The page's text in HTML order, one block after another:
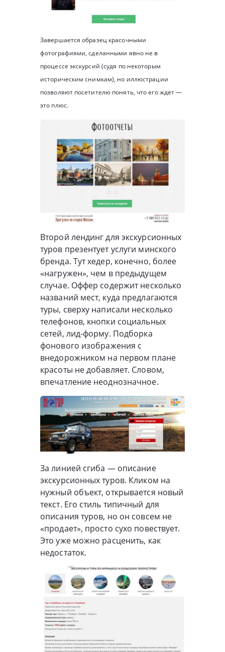
Завершается образец красочными
фотографиями, сделанными явно не в
процессе экскурсий (судя по некоторым
историческим снимкам), но иллюстрации
позволяют посетителю понять, что его ждет —
это плюс.
Второй лендинг для экскурсионных
туров презентует услуги минского
бренда. Тут хедер, конечно, более
«нагружен», чем в предыдущем
случае. Оффер содержит несколько
названий мест, куда предлагаются
туры, сверху написали несколько
телефонов, кнопки социальных
сетей, лид-форму. Подборка
фонового изображения с
внедорожником на первом плане
красоты не добавляет. Словом,
впечатление неоднозначное.
За линией сгиба — описание
экскурсионных туров. Кликом на
нужный объект, открывается новый
текст. Его стиль типичный для
описания туров, но он совсем не
«продает», просто сухо повествует.
Это уже можно расценить, как
недостаток.